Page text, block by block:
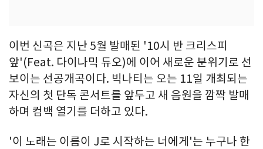
이번 신곡은 지난 5월 발매된 '10시 반 크리스피
앞'(Feat. 다이나믹 듀오)에 이어 새로운 분위기로 선
보이는 선공개곡이다. 빅나티는 오는 11일 개최되는
자신의 첫 단독 콘서트를 앞두고 새 음원을 깜짝 발매
하며 컴백 열기를 더하고 있다.
'이 노래는 이름이 J로 시작하는 너에게'는 누구나 한